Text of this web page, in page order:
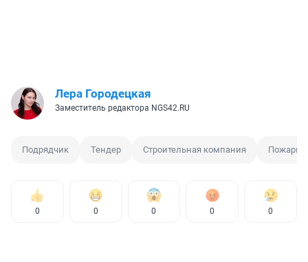
Лера Городецкая
Заместитель редактора NGS42.RU
Подрядчик Тендер Строительная компания
0 0 0 0 0